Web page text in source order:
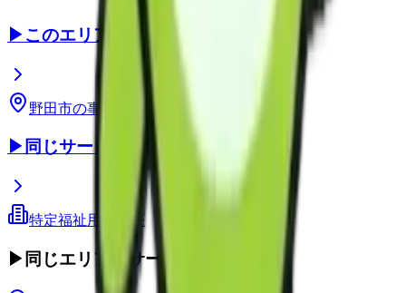
▶このエリアで探す
野田市の事業所 千葉県
▶ 同じサービス種別
特定福祉用具販売
▶ 同じエリア・サービス種別